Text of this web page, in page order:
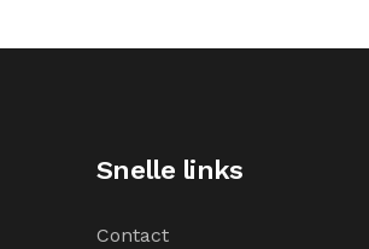
Snelle links
Contact